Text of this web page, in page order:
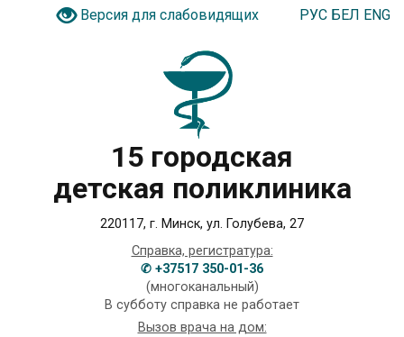
Версия для слабовидящих РУС БЕЛ ENG
15 городская
детская поликлиника
220117, г. Минск, ул. Голубева, 27
Справка, регистратура:
✆ +37517 350-01-36
(многоканальный)
В субботу справка не работает
Вызов врача на дом: